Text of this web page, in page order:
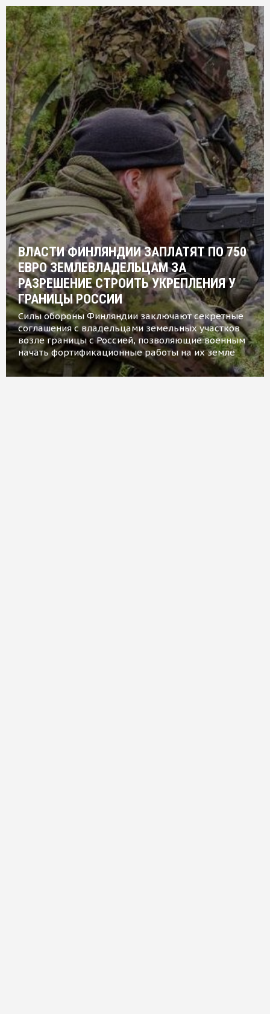
ВЛАСТИ ФИНЛЯНДИИ ЗАПЛАТЯТ ПО 750
ЕВРО ЗЕМЛЕВЛАДЕЛЬЦАМ ЗА
РАЗРЕШЕНИЕ СТРОИТЬ УКРЕПЛЕНИЯ У
ГРАНИЦЫ РОССИИ
Силы обороны Финляндии заключают секретные
соглашения с владельцами земельных участков
возле границы с Россией, позволяющие военным
начать фортификационные работы на их земле